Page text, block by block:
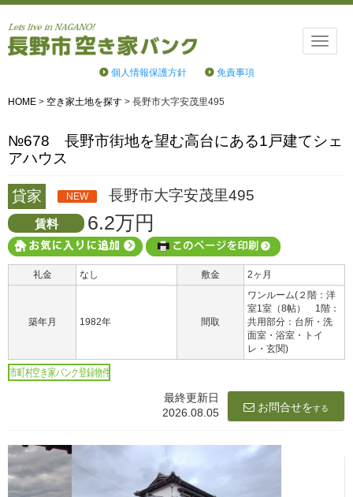
Toggle
個人情報保護方針 免責事項
HOME > 空き家土地を探す > 長野市大字安茂里495
№678 長野市街地を望む高台にある1戸建てシェ
アハウス
貸家 NEW 長野市大字安茂里495
賃料 6.2万円
礼金 なし 敷金 2ヶ月
築年月 1982年 間取
ワンルーム(２階：洋
室1室（8帖） 1階：
共用部分：台所・洗
面室・浴室・トイ
レ・玄関)
市町村空き家バンク登録物件
お問合せをする
最終更新日
2026.08.05